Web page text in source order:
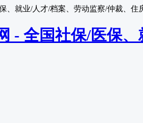
、就业/人才/档案、劳动监察/仲裁、住
- 全国社保/医保